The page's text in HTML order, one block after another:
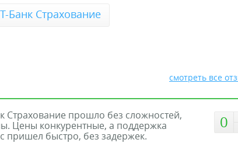
Банк Страхование
смотреть все
0
Страхование прошло без сложностей,
Цены конкурентные, а поддержка
пришел быстро, без задержек.